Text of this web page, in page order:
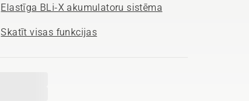
Elastīga BLi-X akumulatoru sistēma
Skatīt visas funkcijas